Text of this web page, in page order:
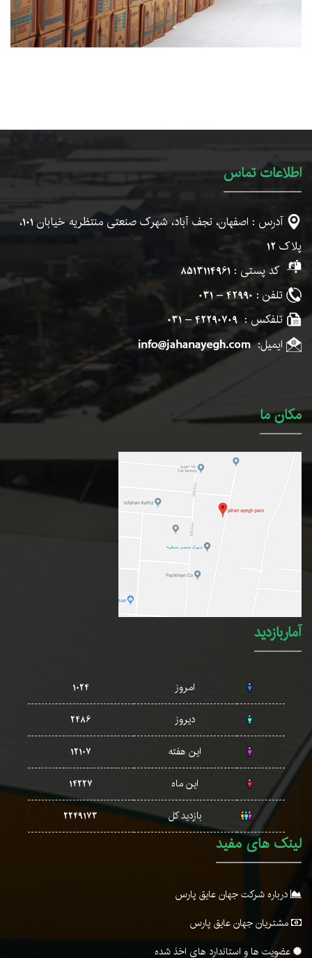
اطلاعات تماس
آدرس : اصفهان، نجف آباد، شهرک صنعتی منتظریه خیابان101،
پلاک12
کد پستی : 8513114961
تلفن : 42990 – 031
تلفکس : 42290709 – 031
ایمیل:
مکان ما
آماربازدید
امروز
1024
دیروز
2486
این هفته
12107
این ماه
14227
بازدید کل
2249173
لینک های مفید
درباره شرکت جهان عایق پارس
مشتریان جهان عایق پارس
عضویت ها و استاندارد های اخذ شده